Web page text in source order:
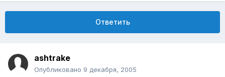
Ответить
ashtrake
Опубликовано 9 декабря, 2005